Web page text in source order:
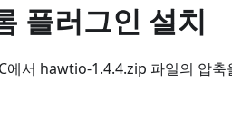
플러그인 설치
에서 hawtio-1.4.4.zip 파일의 압